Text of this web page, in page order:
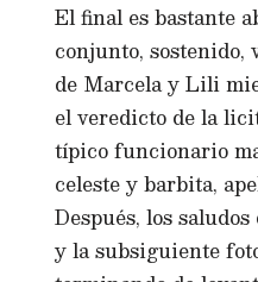
El final es bastante
conjunto, sostenido,
de Marcela y Lili
el veredicto de la
típico funcionario
celeste y barbita,
Después, los
y la subsiguiente